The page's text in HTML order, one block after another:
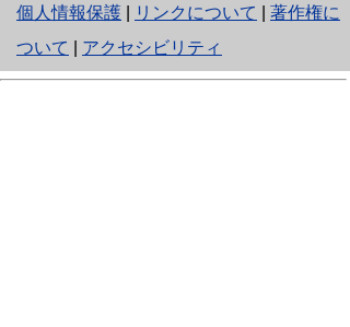
個人情報保護
と
り
ネ
リンクについて
著作権に
ついて
アクセシビリティ